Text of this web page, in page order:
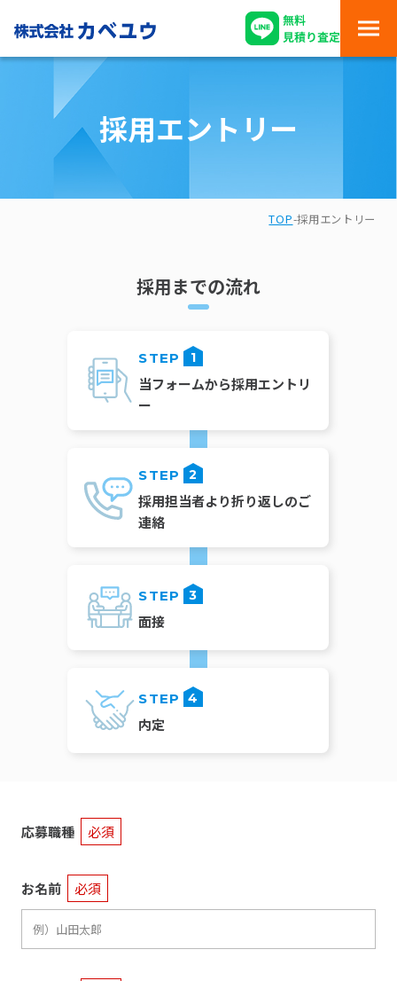
採用エントリー
TOP-採用エントリー
採用までの流れ
STEP 1
当フォームから採用エントリ
ー
STEP 2
採用担当者より折り返しのご
連絡
STEP 3
面接
STEP 4
内定
応募職種 必須
お名前 必須